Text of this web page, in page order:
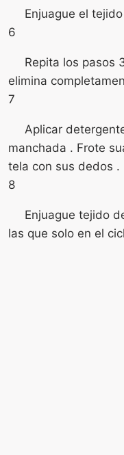
Enjuague el
6
Repita los pasos
elimina
7
Aplicar
manchada . Frote
tela con sus dedos .
8
Enjuague tejido
las que solo en el